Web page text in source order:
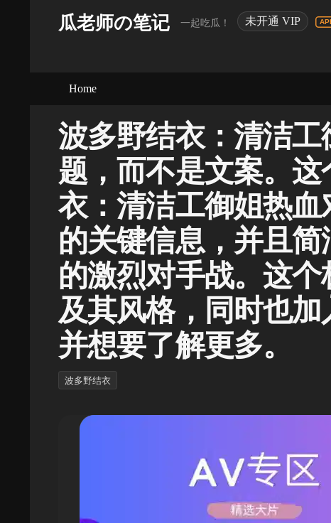
瓜老师の笔记 未开通 VIP
一起吃瓜！
Home
波多野结衣：清洁
题，而不是文案。
衣：清洁工御姐热
的关键信息，并且
的激烈对手战。这
及其风格，同时也
并想要了解更多。
波多野结衣